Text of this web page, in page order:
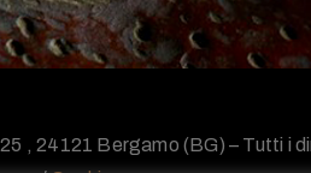
, 24121 Bergamo (BG) – Tutti i